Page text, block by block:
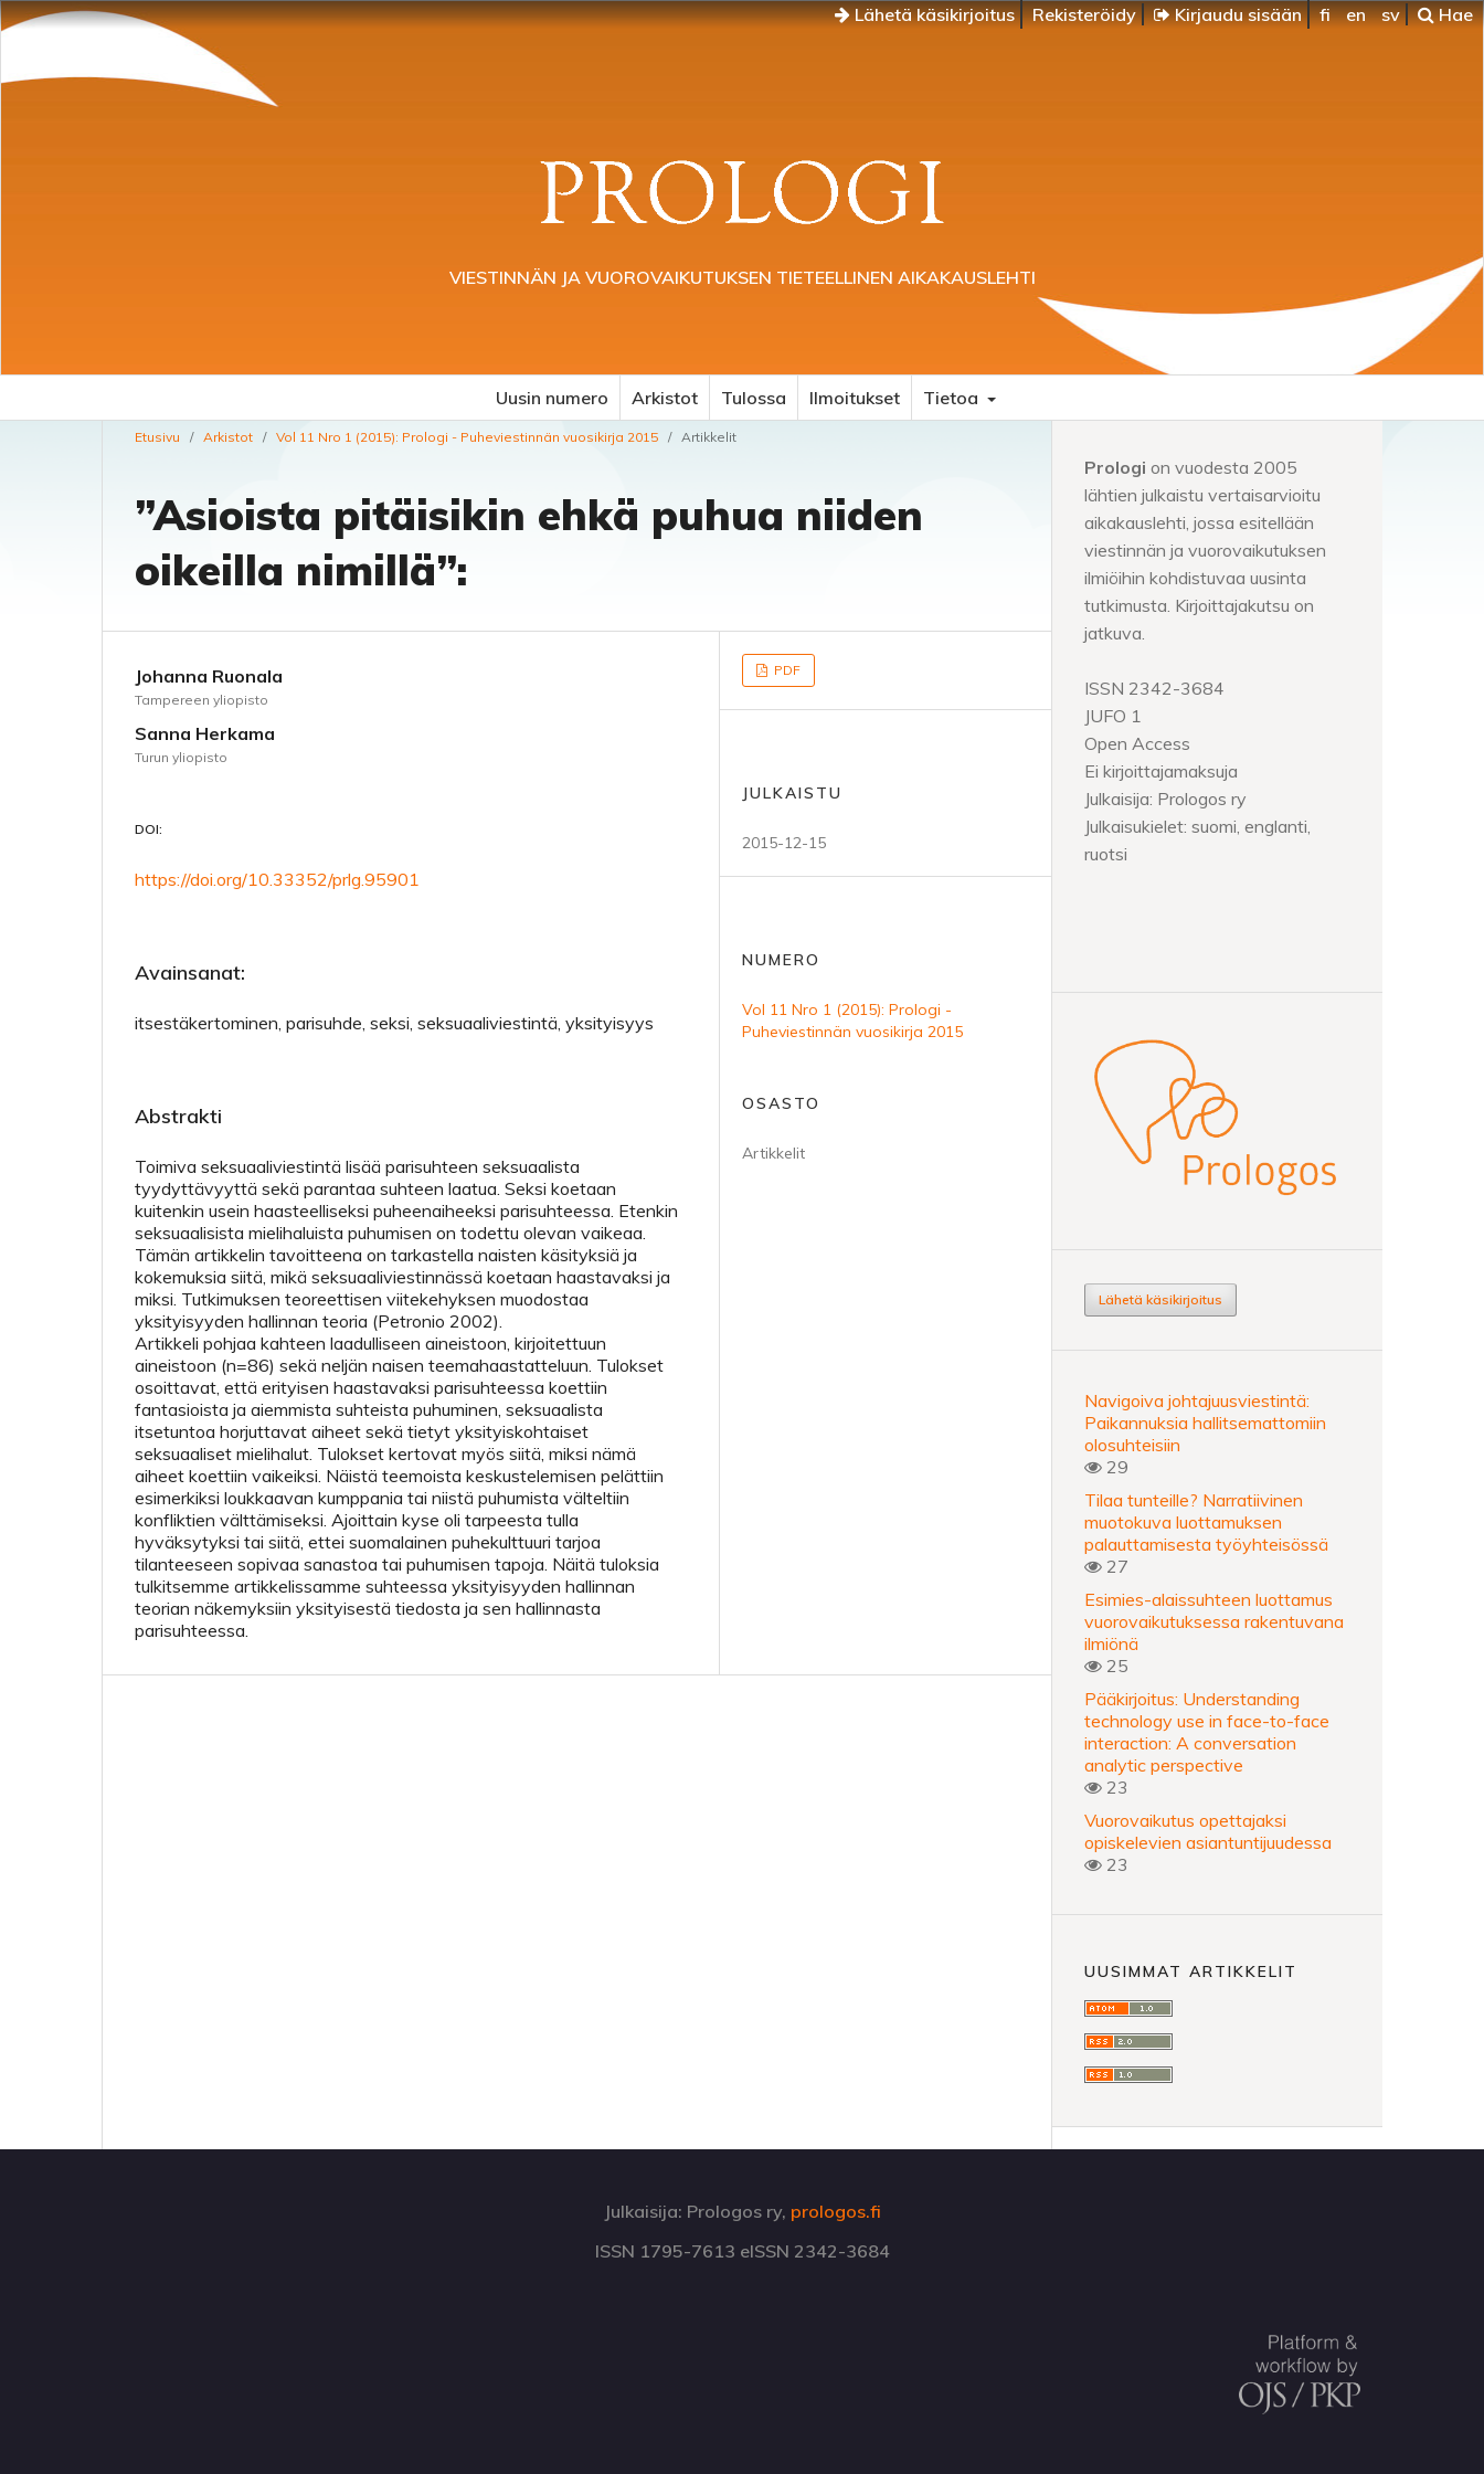
Lähetä käsikirjoitus Rekisteröidy Kirjaudu sisään fi en sv Hae
VIESTINNÄN JA VUOROVAIKUTUKSEN TIETEELLINEN AIKAKAUSLEHTI
Uusin numero Arkistot Tulossa Ilmoitukset Tietoa
Etusivu / Arkistot / Vol 11 Nro 1 (2015): Prologi - Puheviestinnän vuosikirja 2015 / Artikkelit
”Asioista pitäisikin ehkä puhua niiden
oikeilla nimillä”:
Johanna Ruonala
Tampereen yliopisto
Sanna Herkama
Turun yliopisto
DOI:
https://doi.org/10.33352/prlg.95901
Avainsanat:
itsestäkertominen, parisuhde, seksi, seksuaaliviestintä, yksityisyys
Abstrakti
Toimiva seksuaaliviestintä lisää parisuhteen seksuaalista
tyydyttävyyttä sekä parantaa suhteen laatua. Seksi koetaan
kuitenkin usein haasteelliseksi puheenaiheeksi parisuhteessa. Etenkin
seksuaalisista mielihaluista puhumisen on todettu olevan vaikeaa.
Tämän artikkelin tavoitteena on tarkastella naisten käsityksiä ja
kokemuksia siitä, mikä seksuaaliviestinnässä koetaan haastavaksi ja
miksi. Tutkimuksen teoreettisen viitekehyksen muodostaa
yksityisyyden hallinnan teoria (Petronio 2002).
Artikkeli pohjaa kahteen laadulliseen aineistoon, kirjoitettuun
aineistoon (n=86) sekä neljän naisen teemahaastatteluun. Tulokset
osoittavat, että erityisen haastavaksi parisuhteessa koettiin
fantasioista ja aiemmista suhteista puhuminen, seksuaalista
itsetuntoa horjuttavat aiheet sekä tietyt yksityiskohtaiset
seksuaaliset mielihalut. Tulokset kertovat myös siitä, miksi nämä
aiheet koettiin vaikeiksi. Näistä teemoista keskustelemisen pelättiin
esimerkiksi loukkaavan kumppania tai niistä puhumista välteltiin
konfliktien välttämiseksi. Ajoittain kyse oli tarpeesta tulla
hyväksytyksi tai siitä, ettei suomalainen puhekulttuuri tarjoa
tilanteeseen sopivaa sanastoa tai puhumisen tapoja. Näitä tuloksia
tulkitsemme artikkelissamme suhteessa yksityisyyden hallinnan
teorian näkemyksiin yksityisestä tiedosta ja sen hallinnasta
parisuhteessa.
PDF
JULKAISTU
2015-12-15
NUMERO
Vol 11 Nro 1 (2015): Prologi -
Puheviestinnän vuosikirja 2015
OSASTO
Artikkelit
Prologi on vuodesta 2005
lähtien julkaistu vertaisarvioitu
aikakauslehti, jossa esitellään
viestinnän ja vuorovaikutuksen
ilmiöihin kohdistuvaa uusinta
tutkimusta. Kirjoittajakutsu on
jatkuva.
ISSN 2342-3684
JUFO 1
Open Access
Ei kirjoittajamaksuja
Julkaisija: Prologos ry
Julkaisukielet: suomi, englanti,
ruotsi
Lähetä käsikirjoitus
Navigoiva johtajuusviestintä:
Paikannuksia hallitsemattomiin
olosuhteisiin
29
Tilaa tunteille? Narratiivinen
muotokuva luottamuksen
palauttamisesta työyhteisössä
27
Esimies-alaissuhteen luottamus
vuorovaikutuksessa rakentuvana
ilmiönä
25
Pääkirjoitus: Understanding
technology use in face-to-face
interaction: A conversation
analytic perspective
23
Vuorovaikutus opettajaksi
opiskelevien asiantuntijuudessa
23
UUSIMMAT ARTIKKELIT
Julkaisija: Prologos ry, prologos.fi
ISSN 1795-7613 eISSN 2342-3684